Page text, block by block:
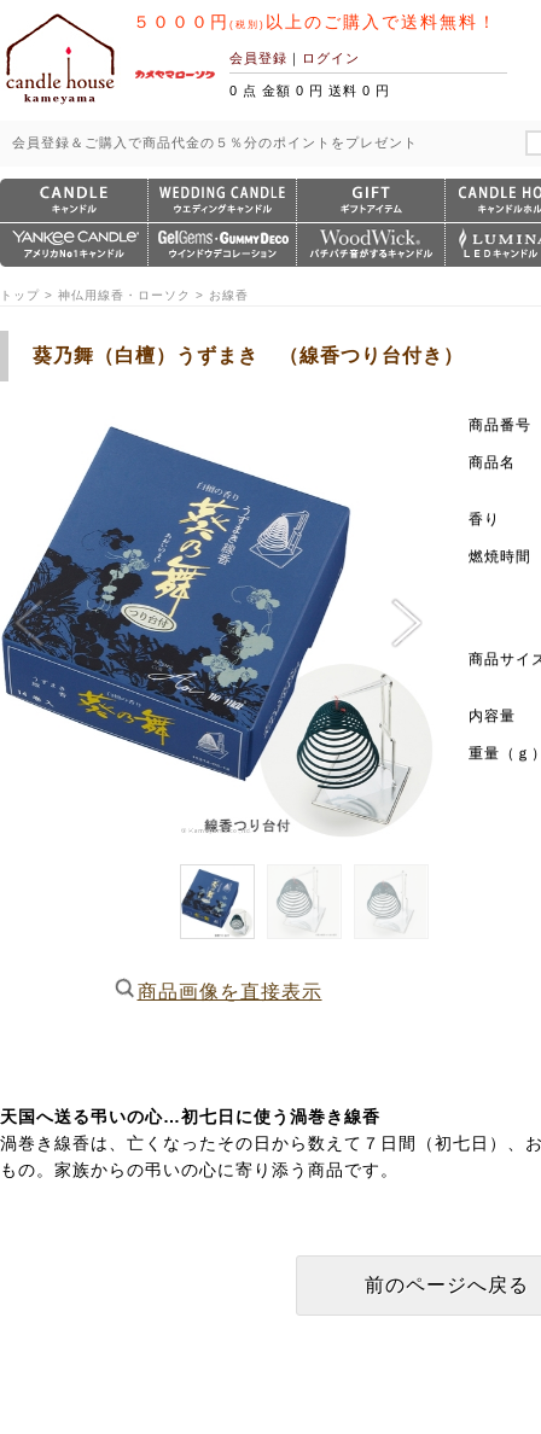
５０００円 (税別) 以上のご購入で送料無料！
会員登録 ｜ ログイン
0 点 金額 0 円 送料 0 円
会員登録＆ご購入で商品代金の５％分のポイントをプレゼント
トップ > 神仏用線香・ローソク > お線香
葵乃舞（白檀）うずまき （線香つり台付き）
商品画像を直接表示
商品番号
商品名
香り
燃焼時間
商品サイ
内容量
重量（ｇ
天国へ送る弔いの心…初七日に使う渦巻き線香
渦巻き線香は、亡くなったその日から数えて７日間（初七日）、
もの。家族からの弔いの心に寄り添う商品です。